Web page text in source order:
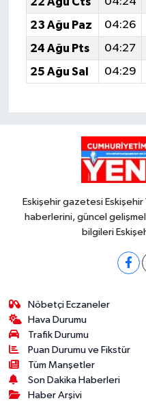
23 Ağu Paz
04:26
24 Ağu Pts
04:27
25 Ağu Sal
04:29
Eskişehir gazetesi
haberlerini, güncel
bilgileri
Nöbetçi Eczaneler
Hava Durumu
Trafik Durumu
Puan Durumu ve Fikstür
Tüm Manşetler
Son Dakika Haberleri
Haber Arşivi